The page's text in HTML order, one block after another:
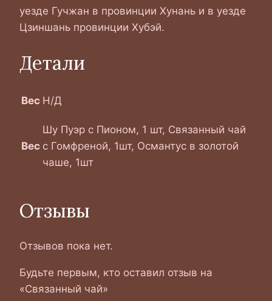
уезде Гучжан в провинции Хунань и в уезде
Цзиншань провинции Хубэй.
Детали
Вес Н/Д
Вес
Шу Пуэр с Пионом, 1 шт, Связанный чай
с Гомфреной, 1шт, Османтус в золотой
чаше, 1шт
Отзывы
Отзывов пока нет.
Будьте первым, кто оставил отзыв на
«Связанный чай»